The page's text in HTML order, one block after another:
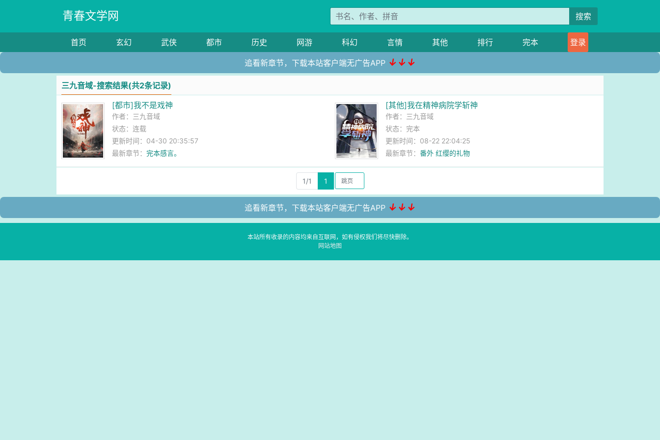
青春文学网 搜索
首页 玄幻 武侠 都市 历史 网游 科幻 言情 其他 排行 完本 登录
追看新章节，下载本站客户端无广告APP ↓↓↓
三九音域-搜索结果(共2条记录)
[都市]我不是戏神
作者： 三九音域
状态：连载
更新时间：04-30 20:35:57
最新章节：完本感言。
[其他]我在精神病院学斩神
作者： 三九音域
状态：完本
更新时间：08-22 22:04:25
最新章节： 番外 红缨的礼物
1/1 1
追看新章节，下载本站客户端无广告APP ↓↓↓
本站所有收录的内容均来自互联网，如有侵权我们将尽快删除。
网站地图